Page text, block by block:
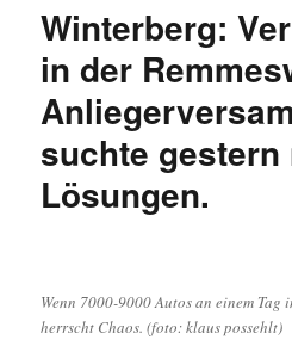
Nebel,
Winterberg:
in der
suchte gestern
Lösungen.
Wenn 7000-9000 Autos an einem Tag
herrscht Chaos. (foto: klaus possehlt)